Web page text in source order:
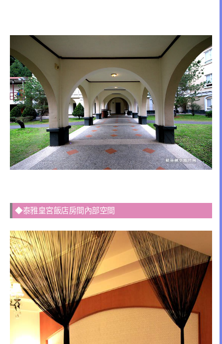
◆泰雅皇宮飯店房間內部空間